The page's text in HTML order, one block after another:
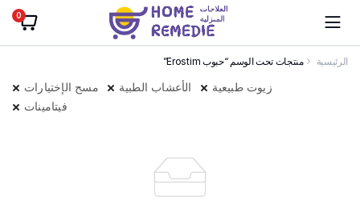
0
الرئيسية منتجات تحت الوسم “حبوب Erostim”
مسح الإختيارات الأعشاب الطبية
زيوت طبيعية
فيتامينات